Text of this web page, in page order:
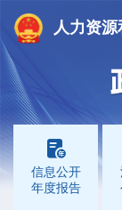
人力资

信息公开
年度报告